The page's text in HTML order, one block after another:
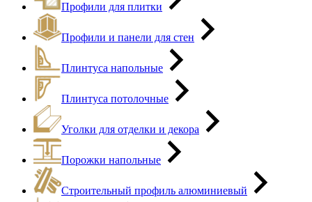
Профили для плитки
Профили и панели для стен
Плинтуса напольные
Плинтуса потолочные
Уголки для отделки и декора
Порожки напольные
Строительный профиль алюминиевый